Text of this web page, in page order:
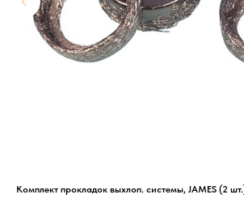
Комплект прокладок выхлоп. системы, JAMES (2